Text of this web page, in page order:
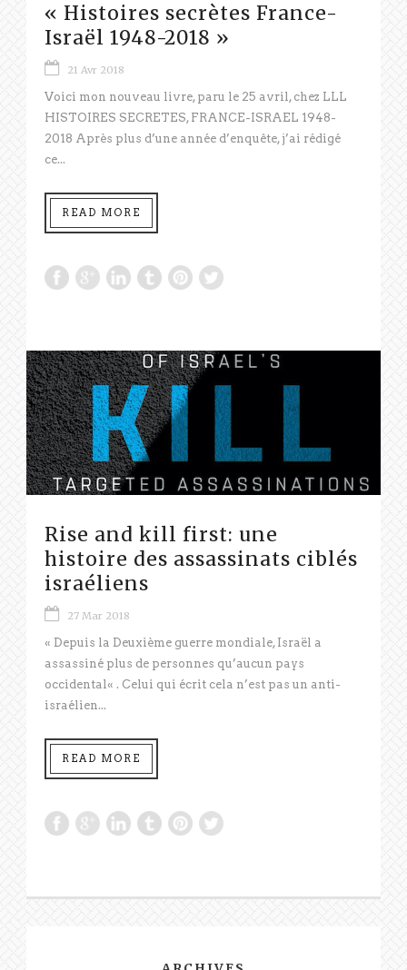
« Histoires secrètes France-
Israël 1948-2018 »
21 Avr 2018
Voici mon nouveau livre, paru le 25 avril, chez LLL
HISTOIRES SECRETES, FRANCE-ISRAEL 1948-
2018 Après plus d’une année d’enquête, j’ai rédigé
ce...
READ MORE
Rise and kill first: une
histoire des assassinats ciblés
israéliens
27 Mar 2018
« Depuis la Deuxième guerre mondiale, Israël a
assassiné plus de personnes qu’aucun pays
occidental« . Celui qui écrit cela n’est pas un anti-
israélien...
READ MORE